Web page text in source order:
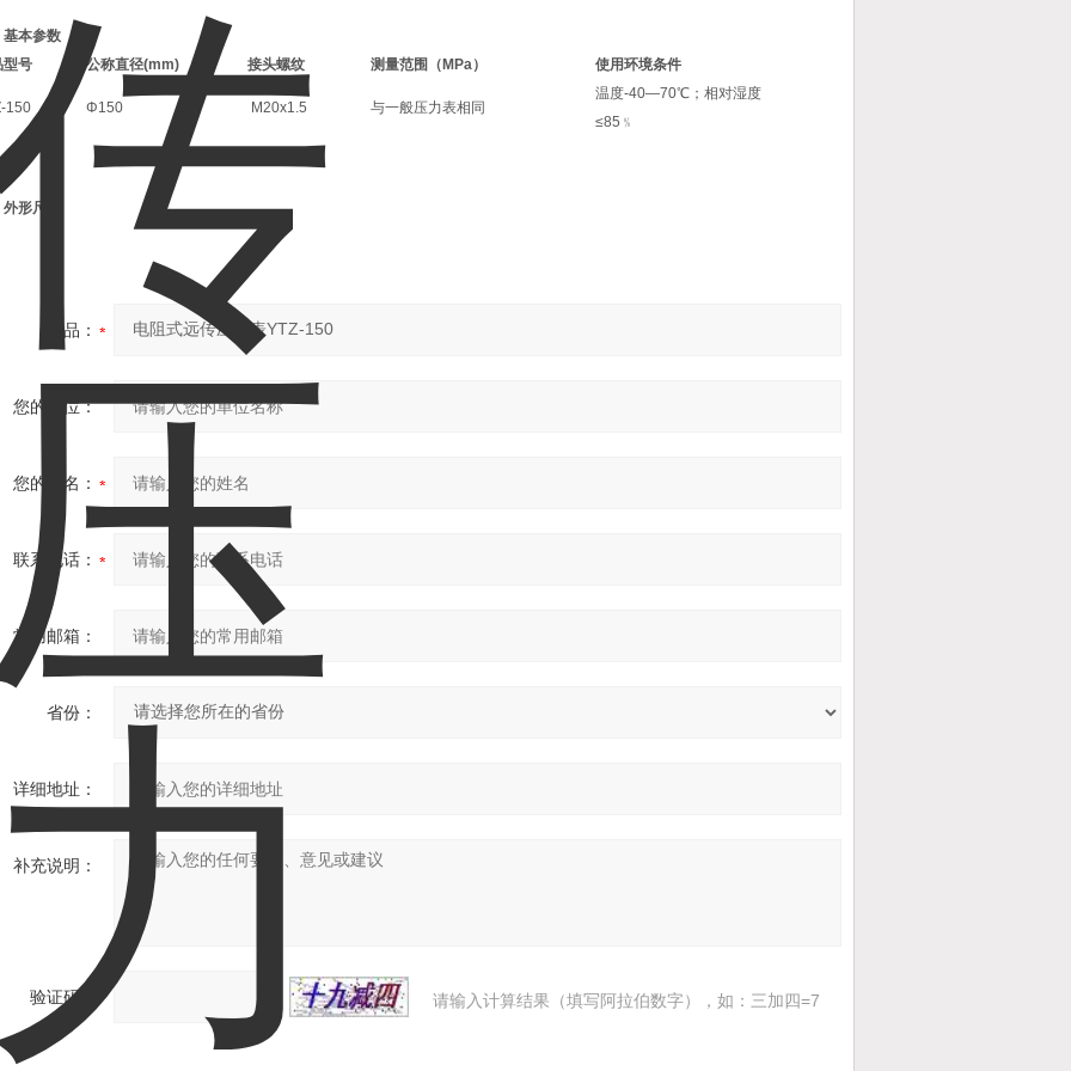
基本参数
型号
公称直径(mm) 接头螺纹 测量范围（ MPa） 使用环境条件
150 Φ150 M20x1.5 与一般压力表相同
温度-40—70℃；相对湿度
≤85﹪
形尺寸
产品：
您的单位：
您的姓名：
联系电话：
常用邮箱：
省份：
详细地址：
补充说明：
验证码： 请输入计算结果（填写阿拉伯数字），如：三加四=7